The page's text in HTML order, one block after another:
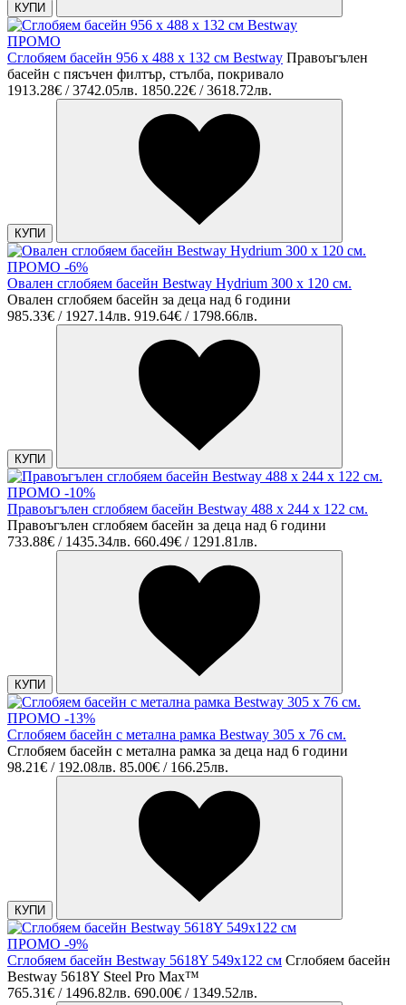
КУПИ
ПРОМО
Сглобяем басейн 956 x 488 x 132 см Bestway Правоъгълен
басейн с пясъчен филтър, стълба, покривало
1913.28€ / 3742.05лв. 1850.22€ / 3618.72лв.
КУПИ
ПРОМО -6%
Овален сглобяем басейн Bestway Hydrium 300 x 120 см.
Овален сглобяем басейн за деца над 6 години
985.33€ / 1927.14лв. 919.64€ / 1798.66лв.
КУПИ
ПРОМО -10%
Правоъгълен сглобяем басейн Bestway 488 х 244 х 122 см.
Правоъгълен сглобяем басейн за деца над 6 години
733.88€ / 1435.34лв. 660.49€ / 1291.81лв.
КУПИ
ПРОМО -13%
Сглобяем басейн с метална рамка Bestway 305 х 76 см.
Сглобяем басейн с метална рамка за деца над 6 години
98.21€ / 192.08лв. 85.00€ / 166.25лв.
КУПИ
ПРОМО -9%
Сглобяем басейн Bestway 5618Y 549x122 см Сглобяем басейн
Bestway 5618Y Steel Pro Max™
765.31€ / 1496.82лв. 690.00€ / 1349.52лв.